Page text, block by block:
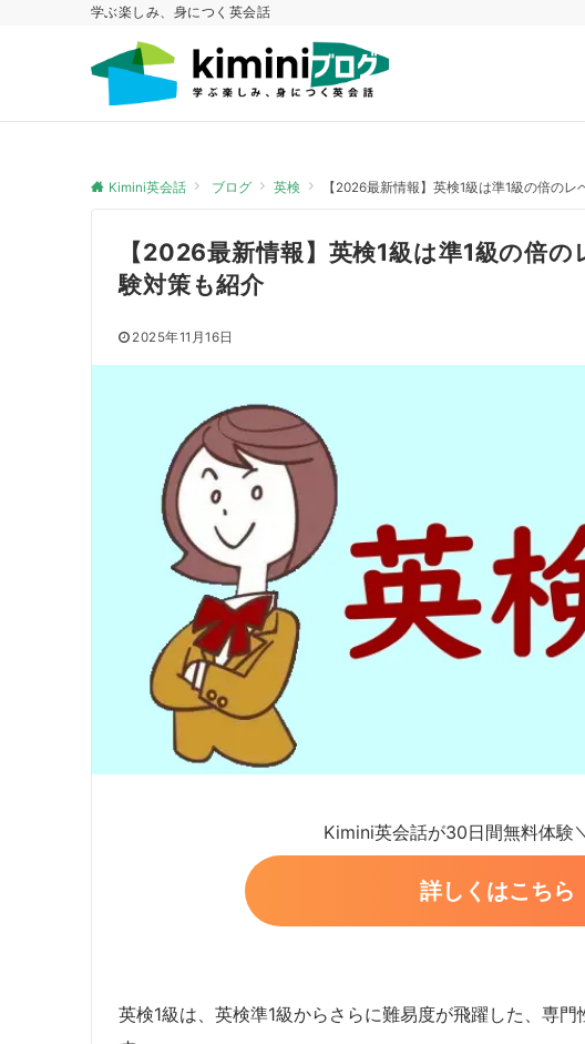
学ぶ楽しみ、身につく英会話
Kimini英会話 ブログ 英検 【2026最新情報】英検1級は準1級の倍の
【2026最新情報】英検1級は準1級の倍
験対策も紹介
2025年11月16日
Kimini英会話が30日間無料体験
詳しくはこちら
英検1級は、英検準1級からさらに難易度が飛躍した、専